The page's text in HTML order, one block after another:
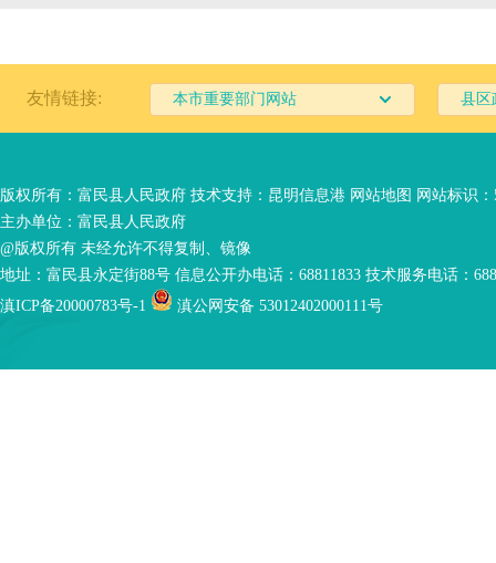
友情链接: 本市重要部门网站 县区
版权所有：富民县人民政府 技术支持： 昆明信息港 网站地图 网站标识：
主办单位：富民县人民政府
@版权所有 未经允许不得复制、镜像
地址：富民县永定街88号 信息公开办电话：68811833 技术服务电话：
滇ICP备20000783号-1
滇公网安备 53012402000111号